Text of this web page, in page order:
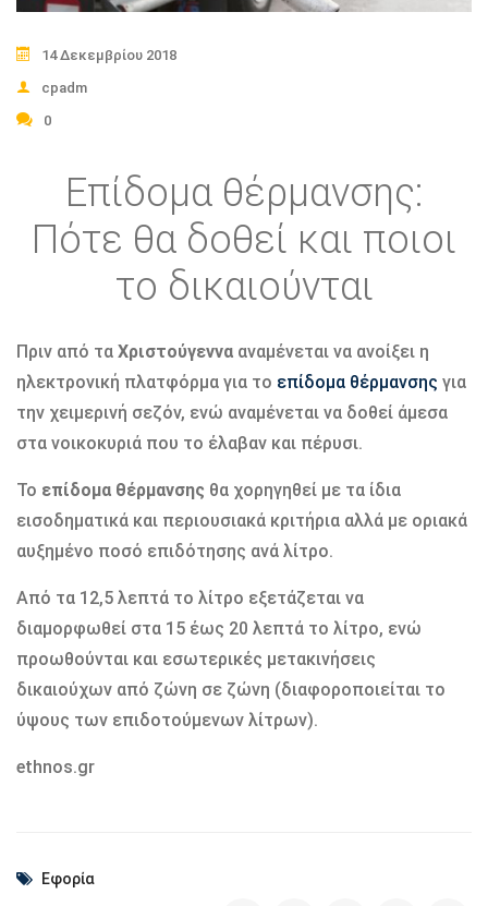
14 Δεκεμβρίου 2018
cpadm
0
Επίδομα θέρμανσης:
Πότε θα δοθεί και ποιοι
το δικαιούνται
Πριν από τα Χριστούγεννα αναμένεται να ανοίξει η
ηλεκτρονική πλατφόρμα για το επίδομα θέρμανσης για
την χειμερινή σεζόν, ενώ αναμένεται να δοθεί άμεσα
στα νοικοκυριά που το έλαβαν και πέρυσι.
Το επίδομα θέρμανσης θα χορηγηθεί με τα ίδια
εισοδηματικά και περιουσιακά κριτήρια αλλά με οριακά
αυξημένο ποσό επιδότησης ανά λίτρο.
Από τα 12,5 λεπτά το λίτρο εξετάζεται να
διαμορφωθεί στα 15 έως 20 λεπτά το λίτρο, ενώ
προωθούνται και εσωτερικές μετακινήσεις
δικαιούχων από ζώνη σε ζώνη (διαφοροποιείται το
ύψους των επιδοτούμενων λίτρων).
ethnos.gr
Εφορία